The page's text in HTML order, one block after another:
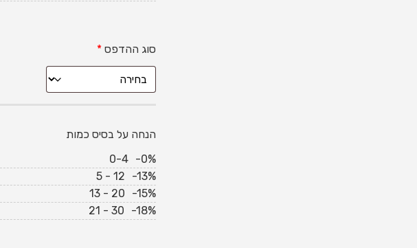
סוג ההדפס *
הנחה על בסיס כמות
0-4 -0%
5 - 12
-13%
13 - 20
-15%
21 - 30
-18%